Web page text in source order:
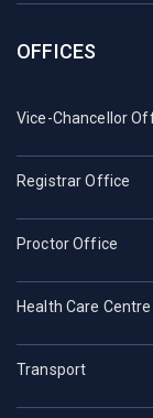
OFFICES
Vice-Chancellor
Registrar Office
Proctor Office
Health Care Centre
Transport